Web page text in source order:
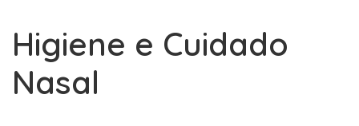
Higiene e Cuidado
Nasal